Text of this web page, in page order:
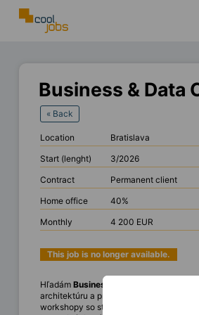
Business & Data
« Back
Location
Bratislava
Start (lenght)
3/2026
Contract
Permanent client
Home office
40%
Monthly
4 200 EUR
This job is no longer available.
Hľadám Business & Data Consultanta
architektúru a procesný dizajn,
workshopy so stakeholdermi, zbierať